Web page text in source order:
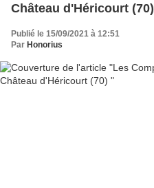
Château d'Héricourt (70)
Publié le 15/09/2021 à 12:51
Par Honorius